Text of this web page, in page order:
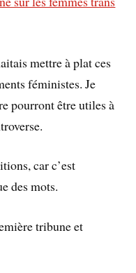
mettre à plat ces
féministes. Je
pourront être utiles à
car c’est
des mots.
tribune et